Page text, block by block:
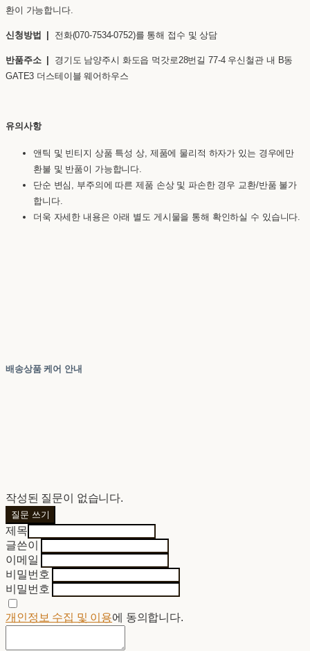
환이 가능합니다.
신청방법 | 전화(070-7534-0752)를 통해 접수 및 상담
반품주소 | 경기도 남양주시 화도읍 먹갓로28번길 77-4 우신철관 내 B동
GATE3 더스테이블 웨어하우스
유의사항
앤틱 및 빈티지 상품 특성 상, 제품에 물리적 하자가 있는 경우에만
환불 및 반품이 가능합니다.
단순 변심, 부주의에 따른 제품 손상 및 파손한 경우 교환/반품 불가
합니다.
더욱 자세한 내용은 아래 별도 게시물을 통해 확인하실 수 있습니다.
배송상품 케어 안내
작성된 질문이 없습니다.
질문 쓰기
제목
글쓴이
이메일
비밀번호
비밀번호
개인정보 수집 및 이용에 동의합니다.